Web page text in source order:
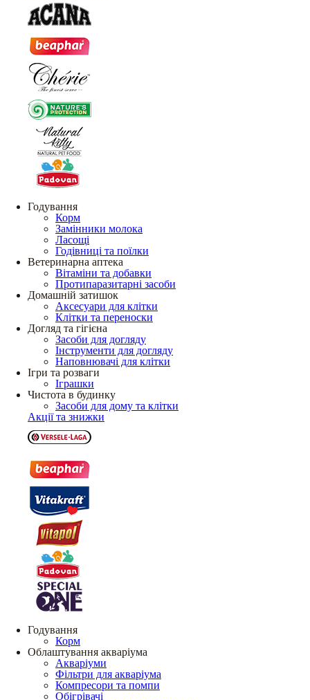
Годування
Корм
Замінники молока
Ласощі
Годівниці та поїлки
Ветеринарна аптека
Вітаміни та добавки
Протипаразитарні засоби
Домашній затишок
Аксесуари для клітки
Клітки та переноски
Догляд та гігієна
Засоби для догляду
Інструменти для догляду
Наповнювачі для клітки
Ігри та розваги
Іграшки
Чистота в будинку
Засоби для дому та клітки
Акції та знижки
Годування
Корм
Облаштування акваріума
Акваріуми
Фільтри для акваріума
Компресори та помпи
Обігрівачі